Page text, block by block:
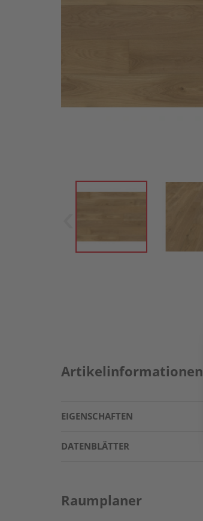
Artikelinformationen
EIGENSCHAFTEN
DATENBLÄTTER
Raumplaner